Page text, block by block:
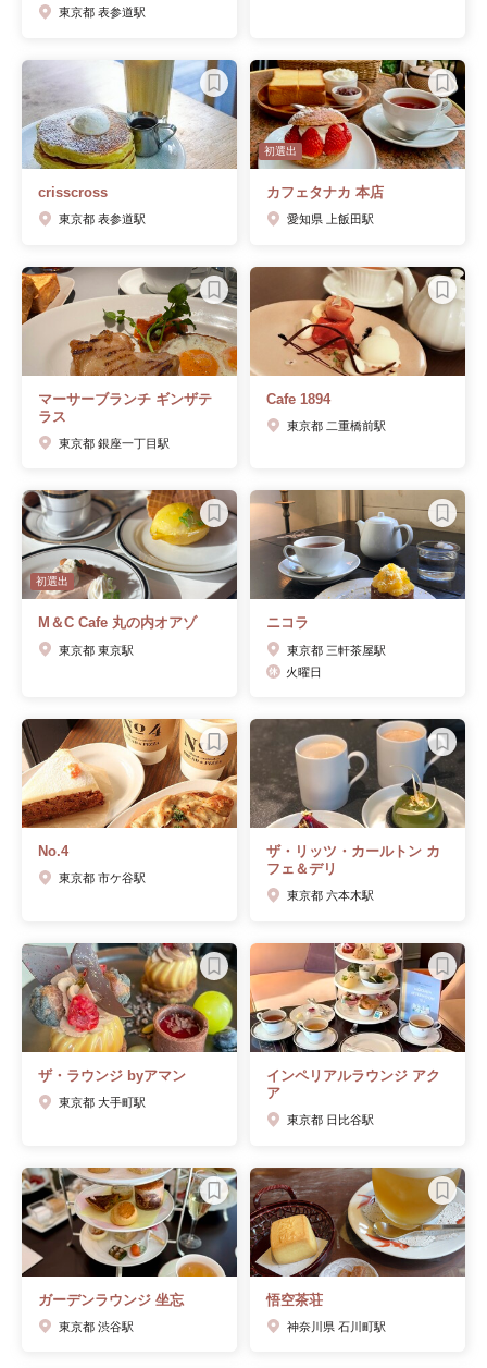
東京都 表参道駅
crisscross
東京都 表参道駅
初選出
カフェタナカ 本店
愛知県 上飯田駅
マーサーブランチ ギンザテ
ラス
東京都 銀座一丁目駅
Cafe 1894
東京都 二重橋前駅
初選出
M＆C Cafe 丸の内オアゾ
東京都 東京駅
ニコラ
東京都 三軒茶屋駅
火曜日
No.4
東京都 市ケ谷駅
ザ・リッツ・カールトン カ
フェ＆デリ
東京都 六本木駅
ザ・ラウンジ byアマン
東京都 大手町駅
インペリアルラウンジ アク
ア
東京都 日比谷駅
ガーデンラウンジ 坐忘
東京都 渋谷駅
悟空茶荘
神奈川県 石川町駅